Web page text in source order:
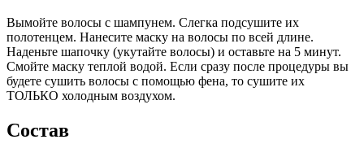
Вымойте волосы с шампунем. Слегка подсушите их
полотенцем. Нанесите маску на волосы по всей длине.
Наденьте шапочку (укутайте волосы) и оставьте на 5 минут.
Смойте маску теплой водой. Если сразу после процедуры вы
будете сушить волосы с помощью фена, то сушите их
ТОЛЬКО холодным воздухом.
Состав